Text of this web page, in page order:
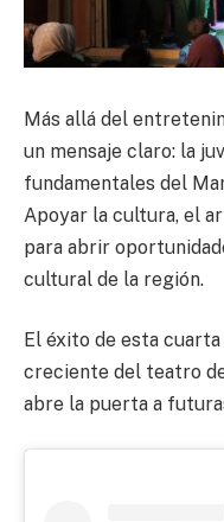
Más allá del
un mensaje claro: la
fundamentales del
Apoyar la cultura, el
para abrir
cultural de la región.
El éxito de esta
creciente del teatro
abre la puerta a